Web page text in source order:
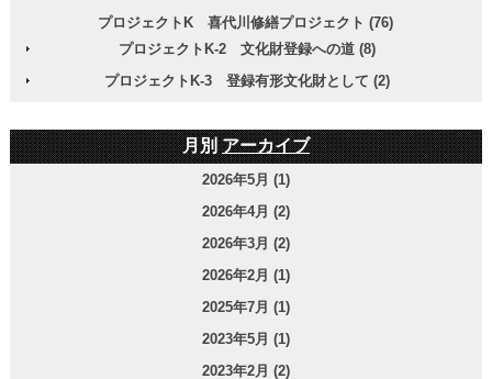
プロジェクトK 喜代川修繕プロジェクト (76)
プロジェクトK-2 文化財登録への道 (8)
プロジェクトK-3 登録有形文化財として (2)
月別アーカイブ
2026年5月 (1)
2026年4月 (2)
2026年3月 (2)
2026年2月 (1)
2025年7月 (1)
2023年5月 (1)
2023年2月 (2)